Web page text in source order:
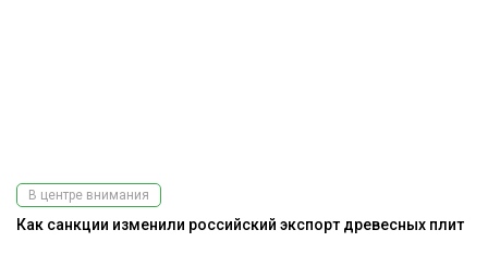
В центре внимания
Как санкции изменили российский экспорт древесных плит